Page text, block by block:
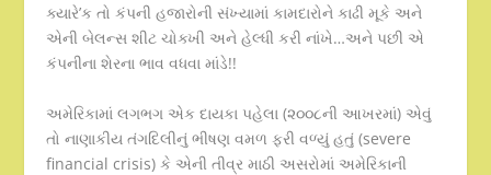
ક્યારે’ક તો કંપની હજારોની સંખ્યામાં કામદારોને કાઢી મૂકે અને
એની બેલન્સ શીટ ચોક્ખી અને હેલ્ધી કરી નાંખે…અને પછી એ
કંપનીના શેરના ભાવ વધવા માંડે!!
અમેરિકામાં લગભગ એક દાયકા પહેલા (૨૦૦૮ની આખરમાં) એવું
તો નાણાકીય તંગદિલીનું ભીષણ વમળ ફરી વળ્યું હતું (severe
financial crisis) કે એની તીવ્ર માઠી અસરોમાં અમેરિકાની